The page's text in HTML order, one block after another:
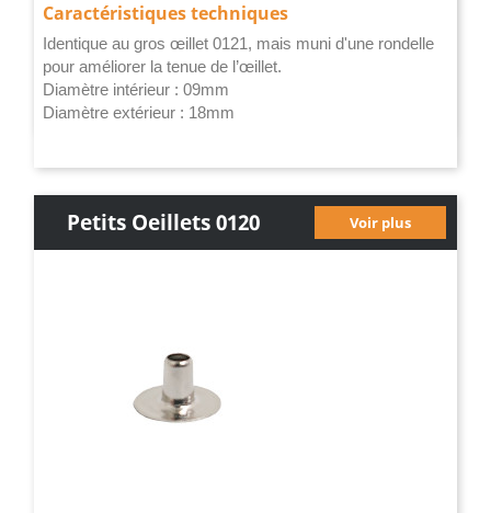
Caractéristiques techniques
Identique au gros œillet 0121, mais muni d'une rondelle
pour améliorer la tenue de l’œillet.
Diamètre intérieur : 09mm
Diamètre extérieur : 18mm
Petits Oeillets 0120 Voir plus